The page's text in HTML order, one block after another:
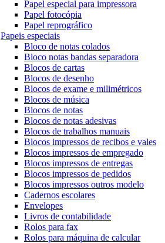
Papel especial para impressora
Papel fotocópia
Papel reprográfico
Papeis especiais
Bloco de notas colados
Bloco notas bandas separadora
Blocos de cartas
Blocos de desenho
Blocos de exame e milimétricos
Blocos de música
Blocos de notas
Blocos de notas adesivas
Blocos de trabalhos manuais
Blocos impressos de recibos e vales
Blocos impressos de empregado
Blocos impressos de entregas
Blocos impressos de pedidos
Blocos impressos outros modelo
Cadernos escolares
Envelopes
Livros de contabilidade
Rolos para fax
Rolos para máquina de calcular